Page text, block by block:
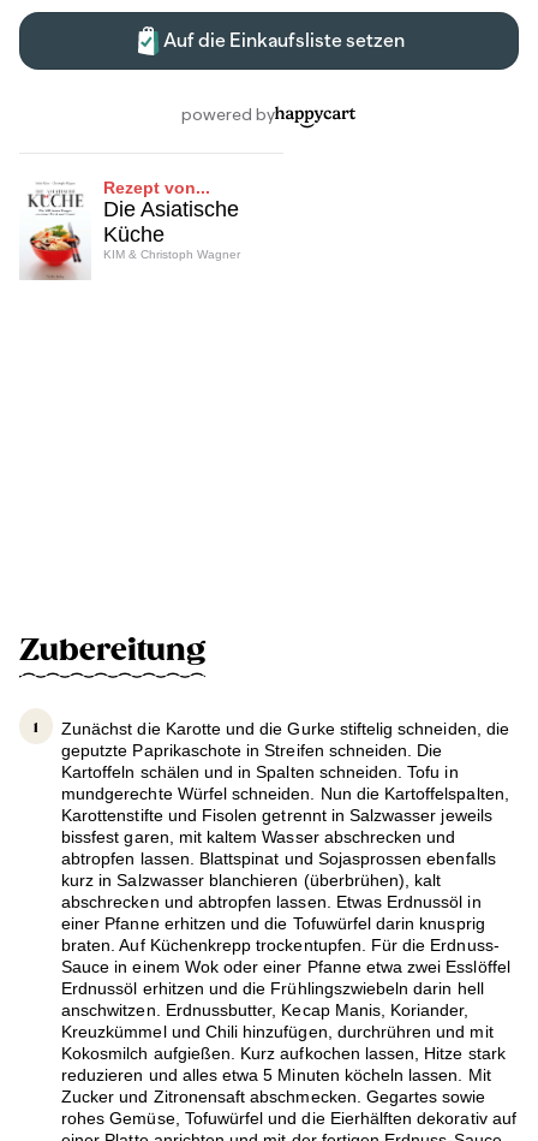
Rezept von...
Die Asiatische
Küche
KIM & Christoph Wagner
Zubereitung
Zunächst die Karotte und die Gurke stiftelig schneiden, die
geputzte Paprikaschote in Streifen schneiden. Die
Kartoffeln schälen und in Spalten schneiden. Tofu in
mundgerechte Würfel schneiden. Nun die Kartoffelspalten,
Karottenstifte und Fisolen getrennt in Salzwasser jeweils
bissfest garen, mit kaltem Wasser abschrecken und
abtropfen lassen. Blattspinat und Sojasprossen ebenfalls
kurz in Salzwasser blanchieren (überbrühen), kalt
abschrecken und abtropfen lassen. Etwas Erdnussöl in
einer Pfanne erhitzen und die Tofuwürfel darin knusprig
braten. Auf Küchenkrepp trockentupfen. Für die Erdnuss-
Sauce in einem Wok oder einer Pfanne etwa zwei Esslöffel
Erdnussöl erhitzen und die Frühlingszwiebeln darin hell
anschwitzen. Erdnussbutter, Kecap Manis, Koriander,
Kreuzkümmel und Chili hinzufügen, durchrühren und mit
Kokosmilch aufgießen. Kurz aufkochen lassen, Hitze stark
reduzieren und alles etwa 5 Minuten köcheln lassen. Mit
Zucker und Zitronensaft abschmecken. Gegartes sowie
rohes Gemüse, Tofuwürfel und die Eierhälften dekorativ auf